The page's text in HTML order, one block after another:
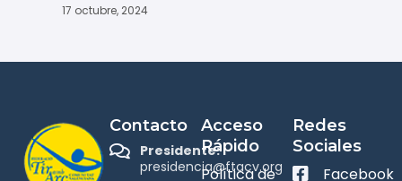
17 octubre, 2024
Contacto
Presidente:
presidencia@ftacv.org
Acceso
Rápido
Política de
Redes
Sociales
Facebook